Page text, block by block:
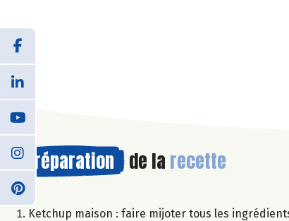
Préparation de la recette
Ketchup maison : faire mijoter tous les